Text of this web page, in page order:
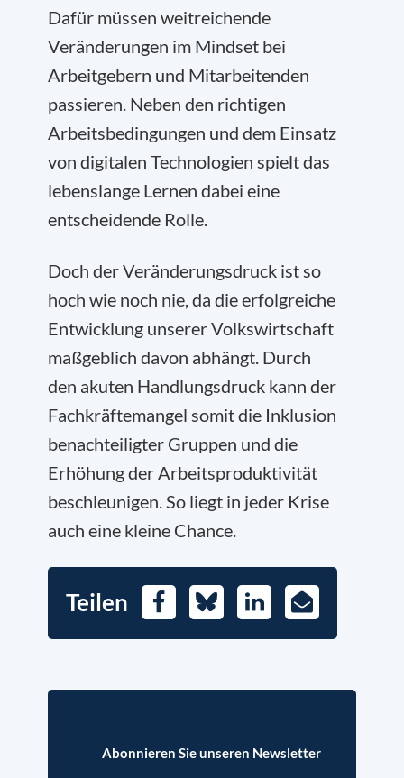
Dafür müssen weitreichende
Veränderungen im Mindset bei
Arbeitgebern und Mitarbeitenden
passieren. Neben den richtigen
Arbeitsbedingungen und dem Einsatz
von digitalen Technologien spielt das
lebenslange Lernen dabei eine
entscheidende Rolle.
Doch der Veränderungsdruck ist so
hoch wie noch nie, da die erfolgreiche
Entwicklung unserer Volkswirtschaft
maßgeblich davon abhängt. Durch
den akuten Handlungsdruck kann der
Fachkräftemangel somit die Inklusion
benachteiligter Gruppen und die
Erhöhung der Arbeitsproduktivität
beschleunigen. So liegt in jeder Krise
auch eine kleine Chance.
Teilen FacebookBlueskyLinkedIn
E-
Mail
Abonnieren Sie unseren Newsletter